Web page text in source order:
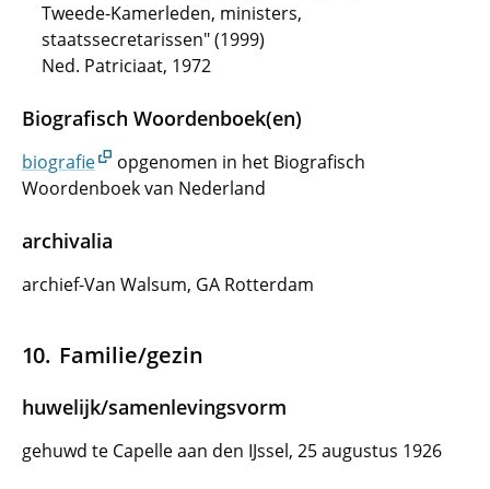
Tweede-Kamerleden, ministers,
staatssecretarissen" (1999)
Ned. Patriciaat, 1972
Biografisch Woordenboek(en)
biografie
opgenomen in het Biografisch
Woordenboek van Nederland
archivalia
archief-Van Walsum, GA Rotterdam
Familie/gezin
huwelijk/samenlevingsvorm
gehuwd te Capelle aan den IJssel, 25 augustus 1926